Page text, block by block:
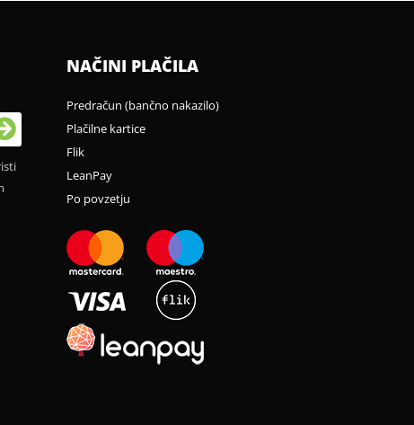
NAČINI PLAČILA
Predračun (bančno nakazilo)
Plačilne kartice
Flik
LeanPay
Po povzetju